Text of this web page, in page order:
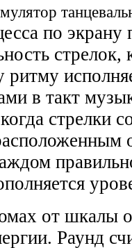
по экрану
стрелок,
ритму
в такт
стрелки
от шкалы
Раунд